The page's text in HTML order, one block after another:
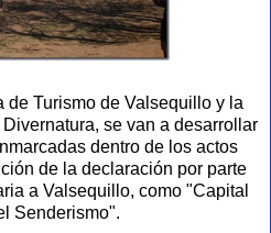
de Turismo de Valsequillo y la
se van a desarrollar
dentro de los actos
de la declaración por parte
a Valsequillo, como "Capital
Senderismo".